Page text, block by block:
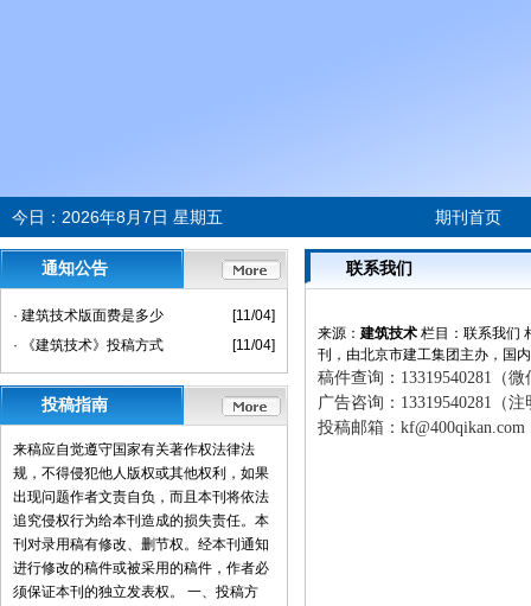
今日： 2026年8月7日 星期五 期刊首页
通知公告
· 建筑技术版面费是多少
[11/04]
· 《建筑技术》投稿方式
[11/04]
投稿指南
来稿应自觉遵守国家有关著作权法律法
规，不得侵犯他人版权或其他权利，如果
出现问题作者文责自负，而且本刊将依法
追究侵权行为给本刊造成的损失责任。本
刊对录用稿有修改、删节权。经本刊通知
进行修改的稿件或被采用的稿件，作者必
须保证本刊的独立发表权。 一、投稿方
联系我们
来源： 建筑技术 栏目： 联系我们
刊，由北京市建工集团主办，国
稿件查询： 13319540281（
广告咨询： 13319540281（
投稿邮箱： kf@400qikan.com